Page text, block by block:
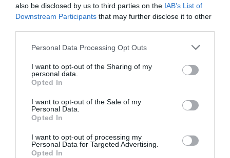
also be disclosed by us to third parties on the IAB’s List of
Downstream Participants that may further disclose it to other
Personal Data Processing Opt Outs
I want to opt-out of the Sharing of my
personal data.
Opted In
I want to opt-out of the Sale of my
Personal Data.
Opted In
I want to opt-out of processing my
Personal Data for Targeted Advertising.
Opted In
Veremos si esto anima a empresas como
Tendam(dueña de las marcas textiles Cortefiel,
Springfield, Women'secret o Pedro del Hierro... que
estaba controlada por los fondos
grupo emiratíMultiply… y ha tomado el control, al
hacerse con una participación mayoritaria del
quinielas como candidata para pisar el parqué, igual
Restaurant Brands Iberia
restauración que es propietario de la cadena de
hamburgueseríasBurger Kingy cuyo estreno se